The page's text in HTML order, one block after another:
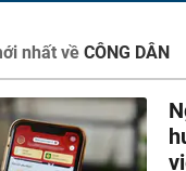
tức tiền mặt
00:02
"Sự thật" về
00:01
Chuyên gia
vào nhịp
00:01
Giá vàng
nhất về CÔNG DÂN